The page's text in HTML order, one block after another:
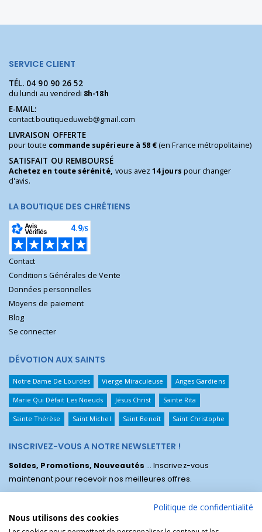
SERVICE CLIENT
TÉL. 04 90 90 26 52
du lundi au vendredi 8h-18h
E-MAIL:
contact.boutiqueduweb@gmail.com
LIVRAISON OFFERTE
pour toute commande supérieure à 58 €(en France métropolitaine)
SATISFAIT OU REMBOURSÉ
Achetez en toute sérénité, vous avez14 jours pour changer
d'avis.
LA BOUTIQUE DES CHRÉTIENS
Contact
Conditions Générales de Vente
Données personnelles
Moyens de paiement
Blog
Se connecter
DÉVOTION AUX SAINTS
Notre Dame De Lourdes Vierge Miraculeuse Anges Gardiens
Marie Qui Défait Les Noeuds Jésus Christ Sainte Rita
Sainte Thérèse Saint Michel Saint Benoît Saint Christophe
INSCRIVEZ-VOUS A NOTRE NEWSLETTER !
Soldes, Promotions, Nouveautés ... Inscrivez-vous
maintenant pour recevoir nos meilleures offres.
Politique de confidentialité
Nous utilisons des cookies